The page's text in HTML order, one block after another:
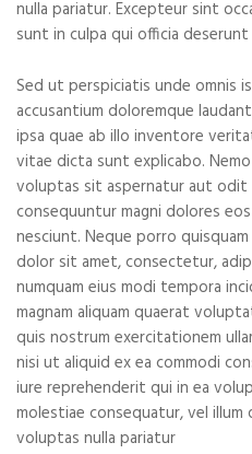
nulla pariatur. Excepteur sint
sunt in culpa qui officia
Sed ut perspiciatis unde omnis
accusantium doloremque
ipsa quae ab illo inventore
vitae dicta sunt explicabo.
voluptas sit aspernatur aut
consequuntur magni dolores
nesciunt. Neque porro
dolor sit amet, consectetur,
numquam eius modi tempora
magnam aliquam quaerat
quis nostrum exercitationem
nisi ut aliquid ex ea commodi
iure reprehenderit qui in ea
molestiae consequatur, vel
voluptas nulla pariatur